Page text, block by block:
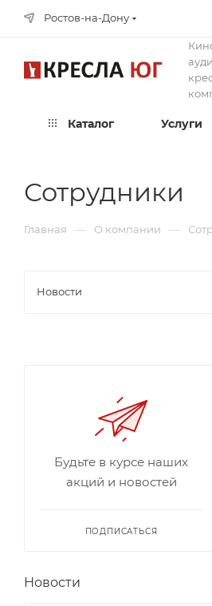
Ростов-на-Дону
Каталог Услуги
Сотрудники
Главная — О компании —
Новости
Будьте в курсе наших
акций и новостей
ПОДПИСАТЬСЯ
Новости